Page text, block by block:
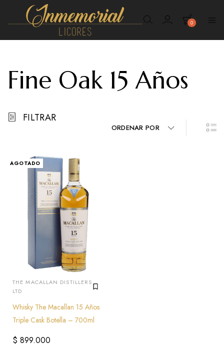
Inmemorial
0
Fine Oak 15 Años
FILTRAR
ORDENAR POR
AGOTADO
THE MACALLAN DISTILLERS
LTD
Whisky The Macallan 15 Años
Triple Cask Botella – 700ml
$ 899.000